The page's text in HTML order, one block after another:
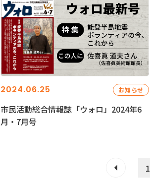
2024.06.25 お知らせ
市民活動総合情報誌「ウォロ」2024年6
月・7月号
1